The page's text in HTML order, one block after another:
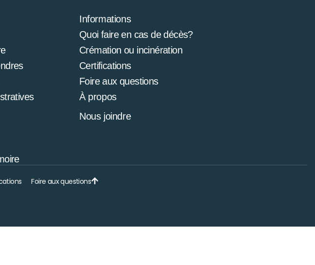
Informations
Quoi faire en cas de décès?
Crémation ou incinération
Certifications
Foire aux questions
À propos
Nous joindre
Foire aux questions